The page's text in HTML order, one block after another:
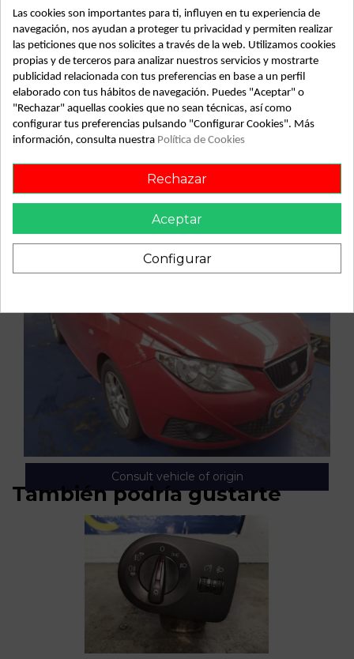
Recambio de valvula egr para seat ibiza (6j5) reference
referencia OEM IAM
Vehículo de origen
Consult vehicle of origin
También podría gustarte
Las cookies son importantes para ti, influyen en tu experiencia de
navegación, nos ayudan a proteger tu privacidad y permiten realizar
las peticiones que nos solicites a través de la web. Utilizamos cookies
propias y de terceros para analizar nuestros servicios y mostrarte
publicidad relacionada con tus preferencias en base a un perfil
elaborado con tus hábitos de navegación. Puedes "Aceptar" o
"Rechazar" aquellas cookies que no sean técnicas, así como
configurar tus preferencias pulsando "Configurar Cookies". Más
información, consulta nuestra Política de Cookies
Rechazar
Aceptar
Configurar